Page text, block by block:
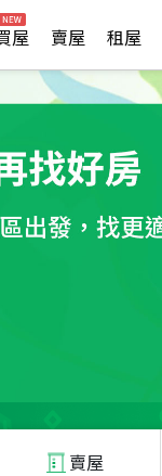
屋 賣屋 租屋
賣屋